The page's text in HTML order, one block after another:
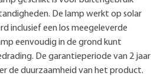
De lamp werkt op solar
inclusief een los meegeleverde
eenvoudig in de grond kunt
De garantieperiode van 2 jaar
de duurzaamheid van het product.